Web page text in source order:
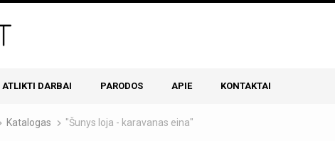
ATLIKTI DARBAI PARODOS APIE KONTAKTAI
Katalogas "Šunys loja - karavanas eina"